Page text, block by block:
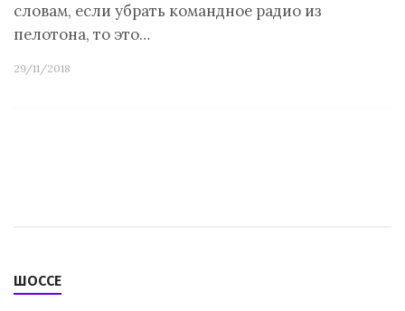
словам, если убрать командное радио из
пелотона, то это…
29/11/2018
ШОССЕ